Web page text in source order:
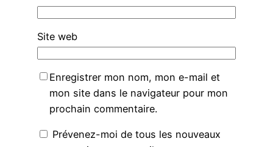
Site web
Enregistrer mon nom, mon e-mail et
mon site dans le navigateur pour mon
prochain commentaire.
Prévenez-moi de tous les nouveaux